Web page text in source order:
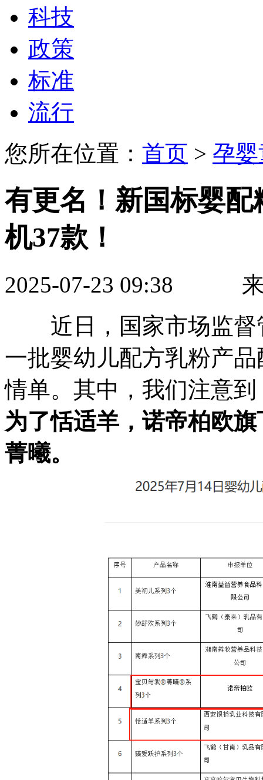
科技
政策
标准
流行
您所在位置： 首页 > 孕
有更名！新国标婴配
机37款！
2025-07-23 09:38 来
近日，国家市场监督
一批婴幼儿配方乳粉产
情单。其中，我们注意到
为了恬适羊，诺帝柏欧
菁曦。